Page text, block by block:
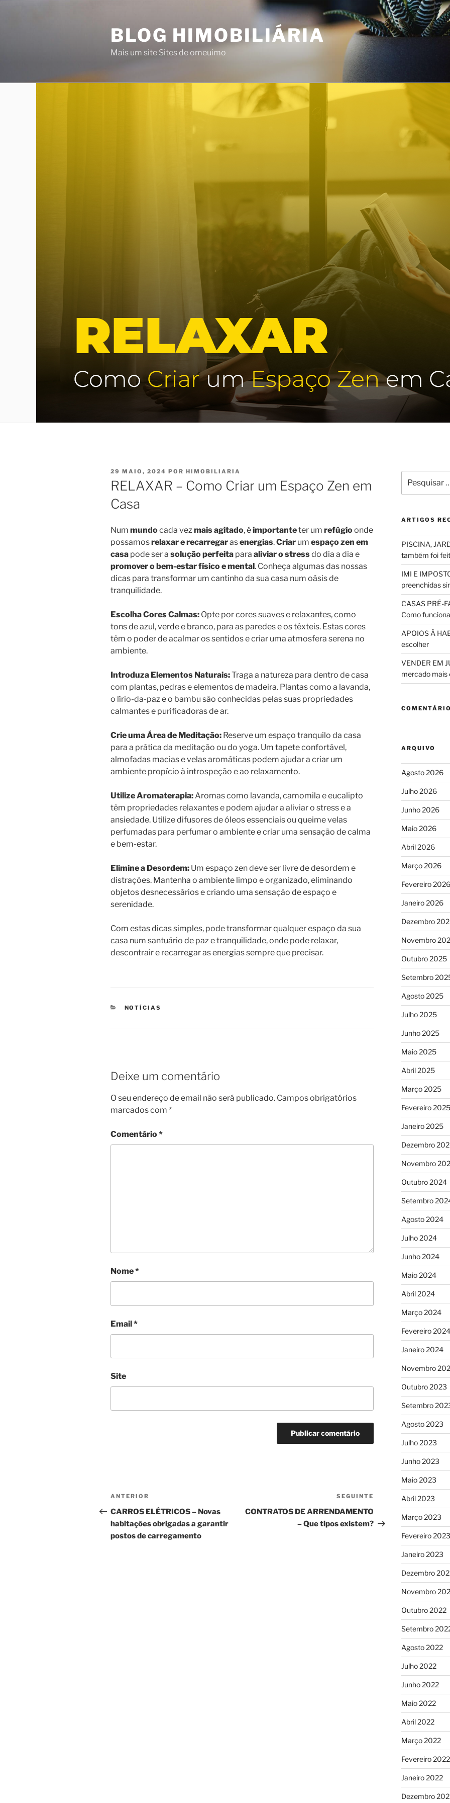
BLOG HIMOBILIÁRIA
Mais um site Sites de omeuimo
PUBLICADO
EM
29 MAIO, 2024 POR HIMOBILIARIA
RELAXAR – Como Criar um Espaço Zen em
Casa
Num mundocada vezmais agitado, éimportanteter um refúgioonde
possamosrelaxar e recarregarasenergias.Criar um espaço zen em
casa pode ser a solução perfeita para aliviar o stressdo dia a dia e
promover o bem-estar físico e mental. Conheça algumas das nossas
dicas para transformar um cantinho da sua casa num oásis de
tranquilidade.
Escolha Cores Calmas: Opte por cores suaves e relaxantes, como
tons de azul, verde e branco, para as paredes e os têxteis. Estas cores
têm o poder de acalmar os sentidos e criar uma atmosfera serena no
ambiente.
Introduza Elementos Naturais:Traga a natureza para dentro de casa
com plantas, pedras e elementos de madeira. Plantas como a lavanda,
o lírio-da-paz e o bambu são conhecidas pelas suas propriedades
calmantes e purificadoras de ar.
Crie uma Área de Meditação: Reserve um espaço tranquilo da casa
para a prática da meditação ou do yoga. Um tapete confortável,
almofadas macias e velas aromáticas podem ajudar a criar um
ambiente propício à introspeção e ao relaxamento.
Utilize Aromaterapia:Aromas como lavanda, camomila e eucalipto
têm propriedades relaxantes e podem ajudar a aliviar o stress e a
ansiedade. Utilize difusores de óleos essenciais ou queime velas
perfumadas para perfumar o ambiente e criar uma sensação de calma
e bem-estar.
Elimine a Desordem: Um espaço zen deve ser livre de desordem e
distrações. Mantenha o ambiente limpo e organizado, eliminando
objetos desnecessários e criando uma sensação de espaço e
serenidade.
Com estas dicas simples, pode transformar qualquer espaço da sua
casa num santuário de paz e tranquilidade, onde pode relaxar,
descontrair e recarregar as energias sempre que precisar.
CATEGORIAS
NOTÍCIAS
Deixe um comentário
O seu endereço de email não será publicado. Campos obrigatórios
marcados com *
Comentário*
Nome*
Email*
Site
Navegação
de
artigos
Conteúdo
anterior
ANTERIOR
CARROS ELÉTRICOS – Novas
habitações obrigadas a garantir
postos de carregamento
Conteúdo
seguinte
SEGUINTE
CONTRATOS DE ARRENDAMENTO
– Que tipos existem?
por:
ARTIGOS
PISCINA,
também foi
IMI E
preenchidas
CASAS PRÉ-
Como
APOIOS À
escolher
VENDER EM
mercado mais
ARQUIVO
Agosto 2026
Julho 2026
Junho 2026
Maio 2026
Abril 2026
Março 2026
Fevereiro 2026
Janeiro 2026
Dezembro
Novembro
Outubro 2025
Setembro
Agosto 2025
Julho 2025
Junho 2025
Maio 2025
Abril 2025
Março 2025
Fevereiro 2025
Janeiro 2025
Dezembro
Novembro
Outubro 2024
Setembro
Agosto 2024
Julho 2024
Junho 2024
Maio 2024
Abril 2024
Março 2024
Fevereiro 2024
Janeiro 2024
Novembro
Outubro 2023
Setembro
Agosto 2023
Julho 2023
Junho 2023
Maio 2023
Abril 2023
Março 2023
Fevereiro 2023
Janeiro 2023
Dezembro
Novembro
Outubro 2022
Setembro
Agosto 2022
Julho 2022
Junho 2022
Maio 2022
Abril 2022
Março 2022
Fevereiro 2022
Janeiro 2022
Dezembro